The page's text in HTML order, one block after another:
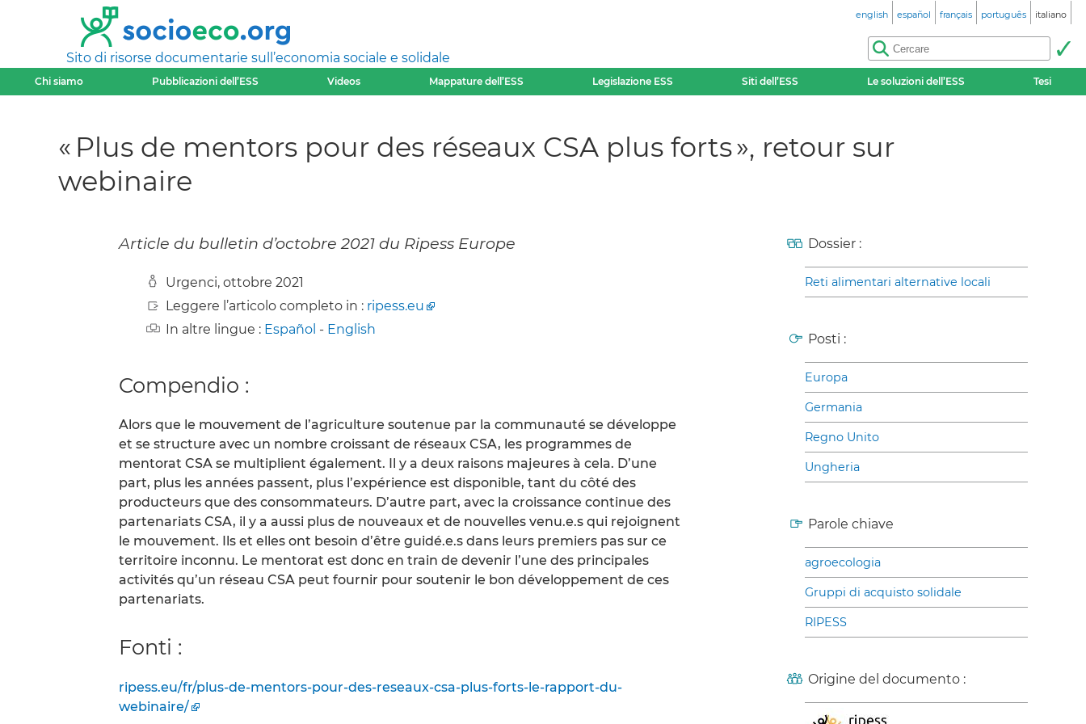
Sito di risorse documentarie sull’economia sociale e solidale
english español français português italiano
Chi siamo Pubblicazioni dell’ESS Videos Mappature dell’ESS Legislazione ESS Siti dell’ESS Le soluzioni dell’ESS Tesi
« Plus de mentors pour des réseaux CSA plus forts », retour sur
webinaire
Article du bulletin d’octobre 2021 du Ripess Europe
Urgenci, ottobre 2021
Leggere l’articolo completo in : ripess.eu
In altre lingue : Español - English
Compendio :
Alors que le mouvement de l’agriculture soutenue par la communauté se développe
et se structure avec un nombre croissant de réseaux CSA, les programmes de
mentorat CSA se multiplient également. Il y a deux raisons majeures à cela. D’une
part, plus les années passent, plus l’expérience est disponible, tant du côté des
producteurs que des consommateurs. D’autre part, avec la croissance continue des
partenariats CSA, il y a aussi plus de nouveaux et de nouvelles venu.e.s qui rejoignent
le mouvement. Ils et elles ont besoin d’être guidé.e.s dans leurs premiers pas sur ce
territoire inconnu. Le mentorat est donc en train de devenir l’une des principales
activités qu’un réseau CSA peut fournir pour soutenir le bon développement de ces
partenariats.
Fonti :
ripess.eu/fr/plus-de-mentors-pour-des-reseaux-csa-plus-forts-le-rapport-du-
webinaire/
Dossier :
Reti alimentari alternative locali
Posti :
Europa
Germania
Regno Unito
Ungheria
Parole chiave
agroecologia
Gruppi di acquisto solidale
RIPESS
Origine del documento :